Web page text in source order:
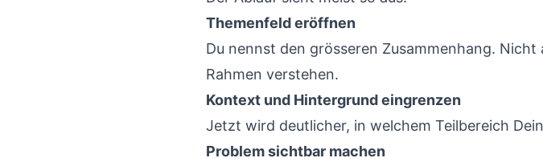
Themenfeld eröffnen
Du nennst den grösseren Zusammenhang.
Rahmen verstehen.
Kontext und Hintergrund eingrenzen
Jetzt wird deutlicher, in welchem Teilbereich
Problem sichtbar machen